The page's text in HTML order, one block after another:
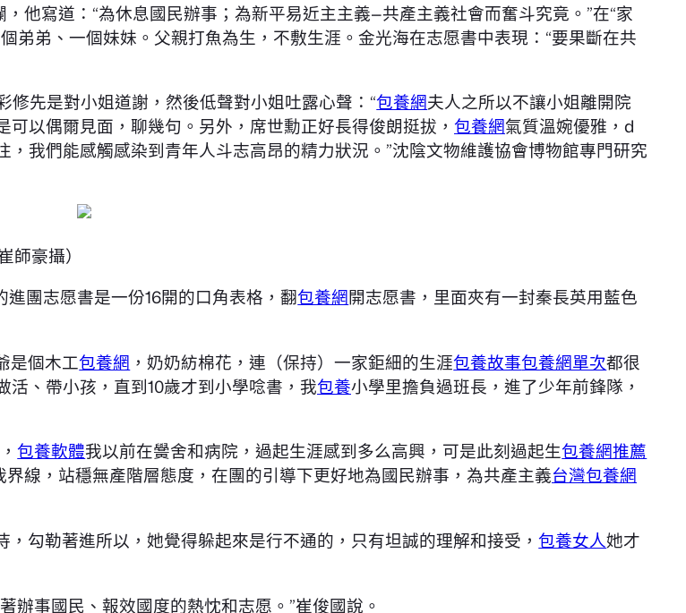
他寫道：“為休息國民辦事；為新平易近主主義—共產主義社會而奮斗究竟。”在“家
弟弟、一個妹妹。父親打魚為生，不敷生涯。金光海在志愿書中表現：“要果斷在共
修先是對小姐道謝，然後低聲對小姐吐露心聲：“包養網夫人之所以不讓小姐離開院
以偶爾見面，聊幾句。另外，席世勳正好長得俊朗挺拔， 包養網氣質溫婉優雅，d
，我們能感觸感染到青年人斗志高昂的精力狀況。”沈陰文物維護協會博物館專門研究
豪攝）
團志愿書是一份16開的口角表格，翻包養網開志愿書，里面夾有一封秦長英用藍色
是個木工包養網 ，奶奶紡棉花，連（保持）一家鉅細的生涯包養故事包養網單次都很
、帶小孩，直到10歲才到小學唸書，我包養小學里擔負過班長，進了少年前鋒隊，
包養軟體我以前在黌舍和病院，過起生涯感到多么高興，可是此刻過起生包養網推薦
線，站穩無產階層態度，在團的引導下更好地為國民辦事，為共產主義台灣包養網
勾勒著進所以，她覺得躲起來是行不通的，只有坦誠的理解和接受，包養女人她才
辦事國民、報效國度的熱忱和志愿。”崔俊國說。